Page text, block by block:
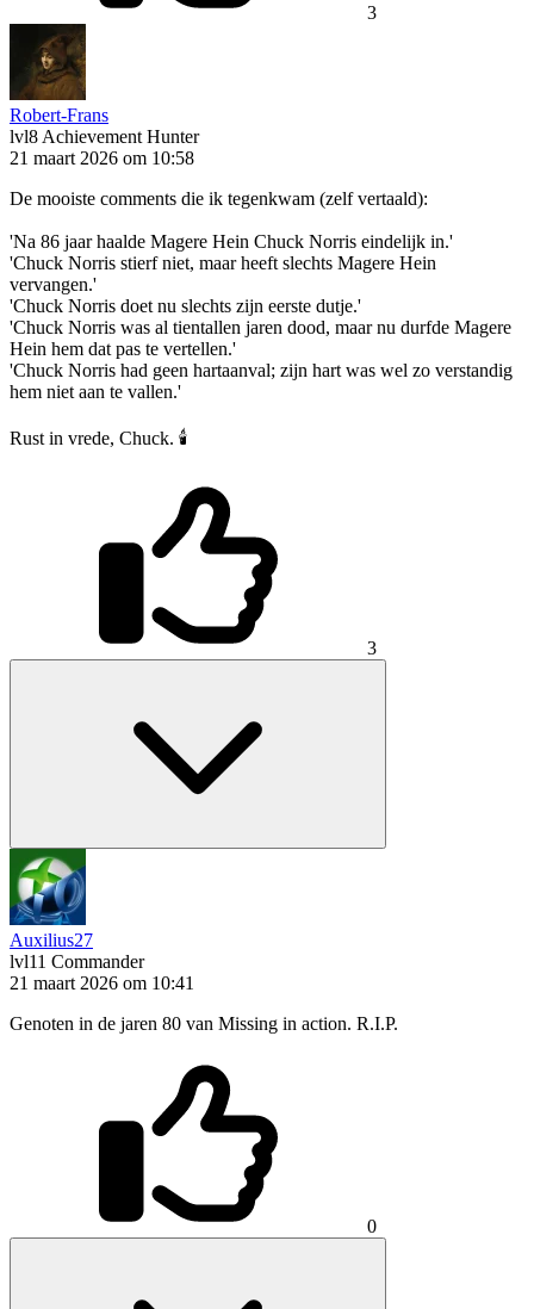
3
Robert-Frans
lvl8 Achievement Hunter
21 maart 2026 om 10:58
De mooiste comments die ik tegenkwam (zelf vertaald):
'Na 86 jaar haalde Magere Hein Chuck Norris eindelijk in.'
'Chuck Norris stierf niet, maar heeft slechts Magere Hein
vervangen.'
'Chuck Norris doet nu slechts zijn eerste dutje.'
'Chuck Norris was al tientallen jaren dood, maar nu durfde Magere
Hein hem dat pas te vertellen.'
'Chuck Norris had geen hartaanval; zijn hart was wel zo verstandig
hem niet aan te vallen.'
Rust in vrede, Chuck. 🕯️
3
Auxilius27
lvl11 Commander
21 maart 2026 om 10:41
Genoten in de jaren 80 van Missing in action. R.I.P.
0